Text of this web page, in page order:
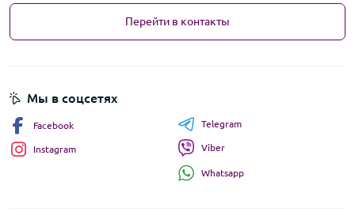
Перейти в контакты
Мы в соцсетях
Facebook
Instagram
Telegram
Viber
Whatsapp